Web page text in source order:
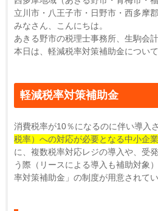
立川市・八王子市・日野市・西多摩
みなさん、こんにちは。
あきる野市の税理士事務所、生駒会計
本日は、軽減税率対策補助金につい
軽減税率対策補助金
消費税率が10％になるのに伴い導入
税率）への対応が必要となる中小企
に、複数税率対応レジの導入や、受
う際（リースによる導入も補助対象
率対策補助金」の制度が用意されてい